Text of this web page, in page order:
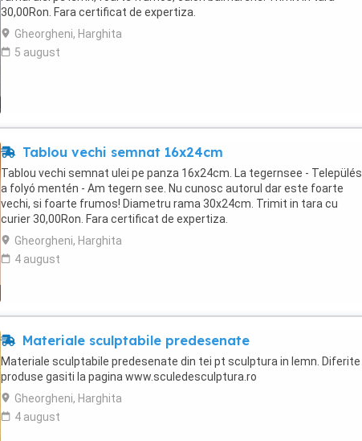
30,00Ron. Fara certificat de expertiza.
Gheorgheni, Harghita
5 august
Tablou vechi semnat 16x24cm
Tablou vechi semnat ulei pe panza 16x24cm. La tegernsee - Település
a folyó mentén - Am tegern see. Nu cunosc autorul dar este foarte
vechi, si foarte frumos! Diametru rama 30x24cm. Trimit in tara cu
curier 30,00Ron. Fara certificat de expertiza.
Gheorgheni, Harghita
4 august
Materiale sculptabile predesenate
Materiale sculptabile predesenate din tei pt sculptura in lemn. Diferite
produse gasiti la pagina www.sculedesculptura.ro
Gheorgheni, Harghita
4 august